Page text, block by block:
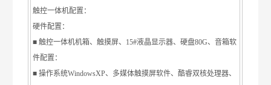
触控一体机配置：
硬件配置：
■ 触控一体机机箱、触摸屏、15#液晶显示器、硬盘80G、音箱软
件配置：
■ 操作系统WindowsXP、多媒体触摸屏软件、酷睿双核处理器、